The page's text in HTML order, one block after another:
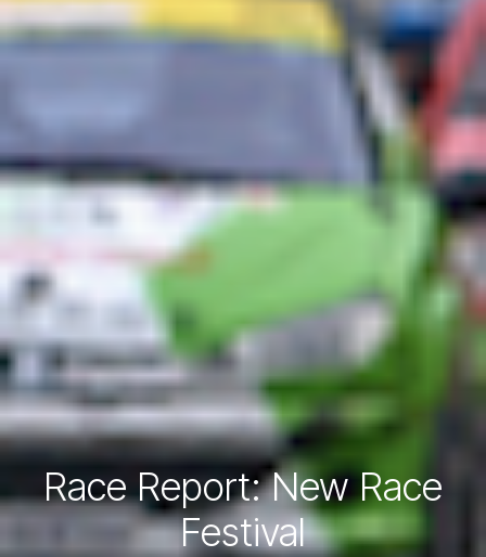
Race Report: New Race
Festival